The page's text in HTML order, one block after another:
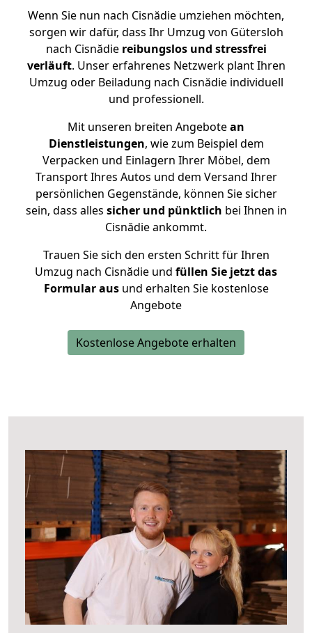
Wenn Sie nun nach Cisnădie umziehen möchten,
sorgen wir dafür, dass Ihr Umzug von Gütersloh
nach Cisnădie reibungslos und stressfrei
verläuft. Unser erfahrenes Netzwerk plant Ihren
Umzug oder Beiladung nach Cisnădie individuell
und professionell.
Mit unseren breiten Angebotean
Dienstleistungen, wie zum Beispiel dem
Verpacken und Einlagern Ihrer Möbel, dem
Transport Ihres Autos und dem Versand Ihrer
persönlichen Gegenstände, können Sie sicher
sein, dass alles sicher und pünktlich bei Ihnen in
Cisnădie ankommt.
Trauen Sie sich den ersten Schritt für Ihren
Umzug nach Cisnădie und füllen Sie jetzt das
Formular ausund erhalten Sie kostenlose
Angebote
Kostenlose Angebote erhalten